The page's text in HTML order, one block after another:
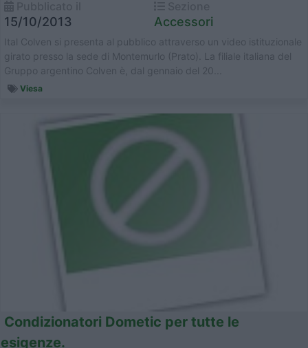
15/10/2013 Accessori
Ital Colven si presenta al pubblico attraverso un video istituzionale
girato presso la sede di Montemurlo (Prato). La filiale italiana del
Gruppo argentino Colven è, dal gennaio del 20...
Viesa
Condizionatori Dometic per tutte le
esigenze.